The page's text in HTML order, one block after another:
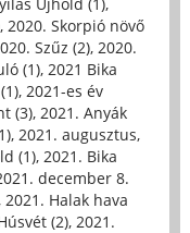
, 2020. Skorpió növő
Szűz (2), 2020.
(1), 2021 Bika
, 2021-es év
(3), 2021. Anyák
, 2021. augusztus,
(1), 2021. Bika
december 8.
2021. Halak hava
(2), 2021.